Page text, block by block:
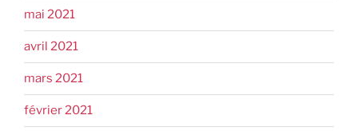
mai 2021
avril 2021
mars 2021
février 2021